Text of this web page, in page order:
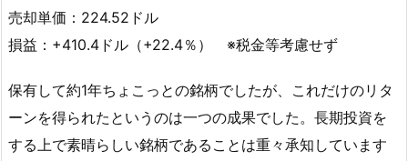
売却単価：224.52ドル
損益：+410.4ドル（+22.4％） ※税金等考慮せず
保有して約1年ちょこっとの銘柄でしたが、これだけのリタ
ーンを得られたというのは一つの成果でした。長期投資を
する上で素晴らしい銘柄であることは重々承知しています